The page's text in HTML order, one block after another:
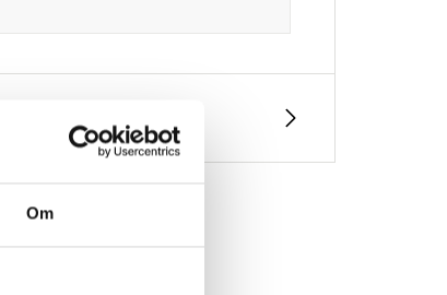
Om